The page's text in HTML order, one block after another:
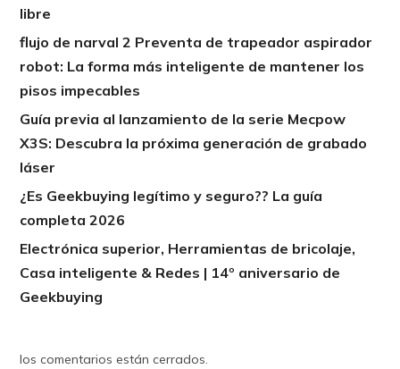
libre
flujo de narval 2 Preventa de trapeador aspirador
robot: La forma más inteligente de mantener los
pisos impecables
Guía previa al lanzamiento de la serie Mecpow
X3S: Descubra la próxima generación de grabado
láser
¿Es Geekbuying legítimo y seguro?? La guía
completa 2026
Electrónica superior, Herramientas de bricolaje,
Casa inteligente & Redes | 14º aniversario de
Geekbuying
los comentarios están cerrados.